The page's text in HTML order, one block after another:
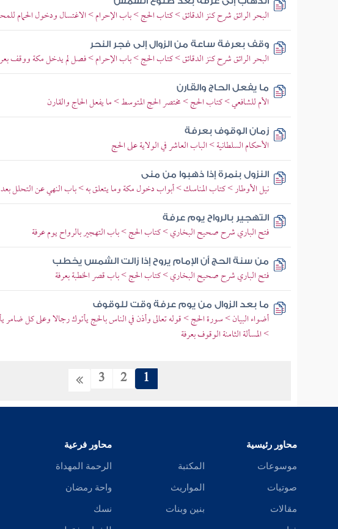
البحر الرائق شرح كنز الدقائق > كتاب الحج > باب الإحرام > الاغتسال ودخول الحمام
وقف بعرفة ساعة من الزوال إلى فجر النحر
البحر الرائق شرح كنز الدقائق > كتاب الحج > باب الإحرام > فصل لم يدخل مكة ووقف
ما يفعل الحاج والقارن
الأم للشافعي > كتاب الحج > مختصر الحج المتوسط > ما يفعل الحاج والقارن
زمان الوقوف بعرفة
الأحكام السلطانية > الباب العاشر في الولاية على الحج
النزول بنمرة إذا ذهبوا من منى
نيل الأوطار > كتاب المناسك > أبواب دخول مكة وما يتعلق به > باب النهي عن التحلل بعد
التهجير بالرواح يوم عرفة
فتح الباري شرح صحيح البخاري > كتاب الحج > باب التهجير بالرواح يوم عرفة
من سنة الحج أن الإمام يروح إذا زالت الشمس يخطب
فتح الباري شرح صحيح البخاري > كتاب الحج > باب قصر الخطبة بعرفة
ما بعد الزوال من يوم عرفة وقت للوقوف
أضواء البيان > سورة الحج > قوله تعالى وأذن في الناس بالحج يأتوك رجالا وعلى كل
> المسألة الثامنة الوقوف بعرفة
1
2
3
محاور رئيسية
موسوعات
صوتيات
مقالات
المكتبة
المواريث
بنين وبنات
محاور فرعية
الرحمة المهداة
واحة رمضان
نسك